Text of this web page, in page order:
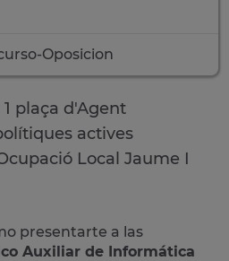
Oposicion
1 plaça d'Agent
actives
Local Jaume I
presentarte a las
Auxiliar de Informática